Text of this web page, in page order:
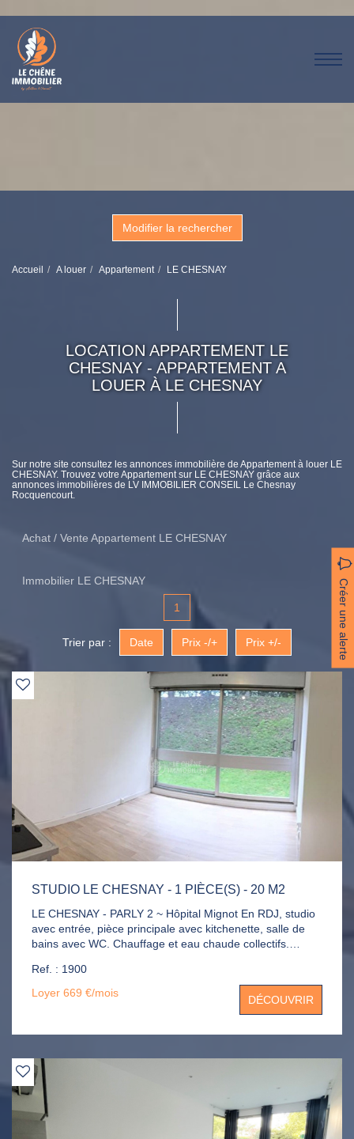
Modifier la rechercher
Accueil A louer Appartement LE CHESNAY
LOCATION APPARTEMENT LE
CHESNAY - APPARTEMENT A
LOUER À LE CHESNAY
Sur notre site consultez les annonces immobilière de Appartement à louer LE
CHESNAY. Trouvez votre Appartement sur LE CHESNAY grâce aux
annonces immobilières de LV IMMOBILIER CONSEIL Le Chesnay
Rocquencourt.
Achat / Vente Appartement LE CHESNAY
Immobilier LE CHESNAY Créer une alerte
1
Trier par : Date Prix -/+ Prix +/-
STUDIO LE CHESNAY - 1 PIÈCE(S) - 20 M2
LE CHESNAY - PARLY 2 ~ Hôpital Mignot En RDJ, studio
avec entrée, pièce principale avec kitchenette, salle de
bains avec WC. Chauffage et eau chaude collectifs.
Ref. : 1900
Loyer 669 €/mois
DÉCOUVRIR